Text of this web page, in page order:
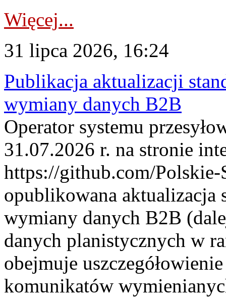
Więcej...
31 lipca 2026, 16:24
Publikacja aktualizacji
wymiany danych B2B
Operator systemu
31.07.2026 r. na stronie
https://github.com/Polskie-
opublikowana aktualizacja
wymiany danych B2B
danych planistycznych w
obejmuje
komunikatów